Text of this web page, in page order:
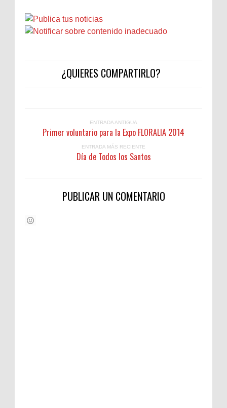
¿QUIERES COMPARTIRLO?
ENTRADA ANTIGUA
Primer voluntario para la Expo FLORALIA 2014
ENTRADA MÁS RECIENTE
Día de Todos los Santos
PUBLICAR UN COMENTARIO